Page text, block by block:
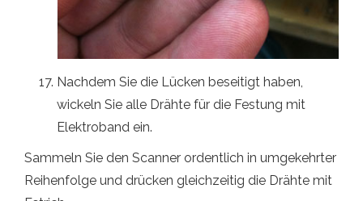
Nachdem Sie die Lücken beseitigt haben,
wickeln Sie alle Drähte für die Festung mit
Elektroband ein.
Sammeln Sie den Scanner ordentlich in umgekehrter
Reihenfolge und drücken gleichzeitig die Drähte mit